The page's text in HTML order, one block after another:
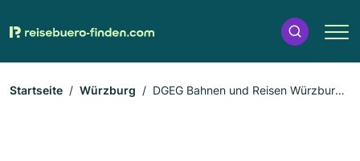
Startseite Würzburg
DGEG Bahnen und Reisen Würzburg